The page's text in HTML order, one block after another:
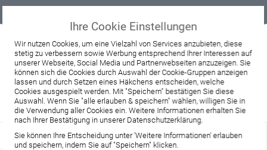
Beratung & Verkauf
+49 37467 66944
Montag - Freitag:
10:00 - 12:00 Uhr
13:00 - 16:00 Uhr
Samstag:
9:00 - 12:00 Uhr
Lieferzeitanfrage Widerruf
Ihre Cookie Einstellungen
Wir nutzen Cookies, um eine Vielzahl von Services anzubieten, diese
stetig zu verbessern sowie Werbung entsprechend Ihrer Interessen auf
unserer Webseite, Social Media und Partnerwebseiten anzuzeigen. Sie
können sich die Cookies durch Auswahl der Cookie-Gruppen anzeigen
lassen und durch Setzen eines Häkchens entscheiden, welche
Cookies ausgespielt werden. Mit "Speichern" bestätigen Sie diese
Auswahl. Wenn Sie "alle erlauben & speichern" wählen, willigen Sie in
die Verwendung aller Cookies ein. Weitere Informationen erhalten Sie
nach Ihrer Bestätigung in unserer Datenschutzerklärung.
Sie können Ihre Entscheidung unter 'Weitere Informationen' erlauben
und speichern, indem Sie auf "Speichern" klicken.